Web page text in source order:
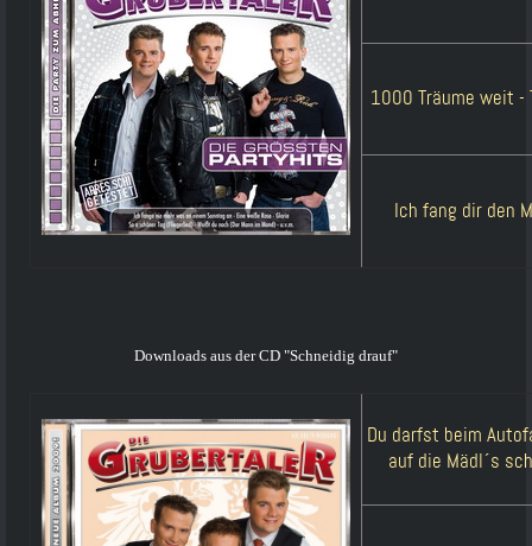
1000 Träume weit -
Ich fang dir den
Downloads aus der CD "Schneidig drauf"
Du darfst beim
auf die Mädl´s